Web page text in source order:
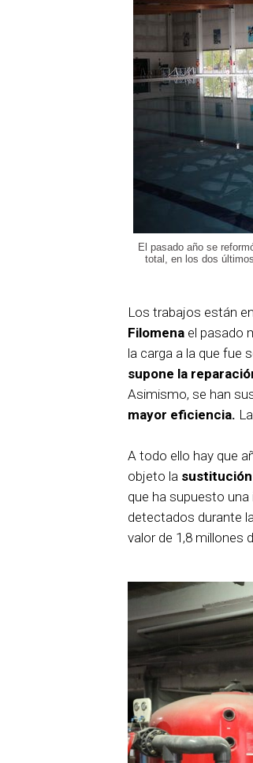
El pasado año se
total, en los dos
Los trabajos están
Filomena el pasado
la carga a la que fue
supone la
Asimismo, se han
mayor eficiencia.
A todo ello hay que
objeto la
que ha supuesto
detectados durante
valor de 1,8 millones